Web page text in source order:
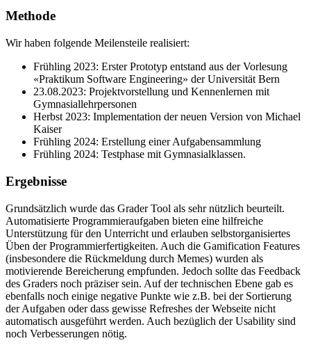
Methode
Wir haben folgende Meilensteile realisiert:
Frühling 2023: Erster Prototyp entstand aus der Vorlesung
«Praktikum Software Engineering» der Universität Bern
23.08.2023: Projektvorstellung und Kennenlernen mit
Gymnasiallehrpersonen
Herbst 2023: Implementation der neuen Version von Michael
Kaiser
Frühling 2024: Erstellung einer Aufgabensammlung
Frühling 2024: Testphase mit Gymnasialklassen.
Ergebnisse
Grundsätzlich wurde das Grader Tool als sehr nützlich beurteilt.
Automatisierte Programmieraufgaben bieten eine hilfreiche
Unterstützung für den Unterricht und erlauben selbstorganisiertes
Üben der Programmierfertigkeiten. Auch die Gamification Features
(insbesondere die Rückmeldung durch Memes) wurden als
motivierende Bereicherung empfunden. Jedoch sollte das Feedback
des Graders noch präziser sein. Auf der technischen Ebene gab es
ebenfalls noch einige negative Punkte wie z.B. bei der Sortierung
der Aufgaben oder dass gewisse Refreshes der Webseite nicht
automatisch ausgeführt werden. Auch bezüglich der Usability sind
noch Verbesserungen nötig.